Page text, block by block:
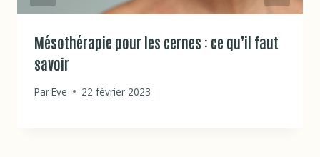
Mésothérapie pour les cernes : ce qu’il faut
savoir
ParEve 22 février 2023